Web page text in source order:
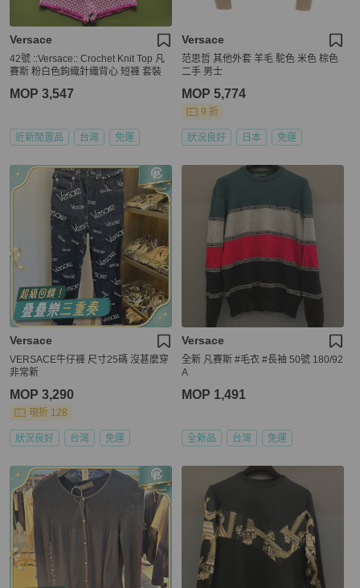
Versace
42號 ::Versace:: Crochet Knit Top 凡
賽斯 粉白色鉤織針織背心 短褲 套裝
MOP 3,547
近新閒置品 台灣 免運
Versace
范思哲 其他外套 羊毛 駝色 米色 棕色
二手 男士
MOP 5,774
9 折
狀況良好 日本 免運
Versace
VERSACE牛仔褲 尺寸25碼 沒甚麼穿
非常新
MOP 3,290
現折 128
狀況良好 台灣 免運
Versace
全新 凡賽斯 #毛衣 #長袖 50號 180/92
A
MOP 1,491
全新品 台灣 免運